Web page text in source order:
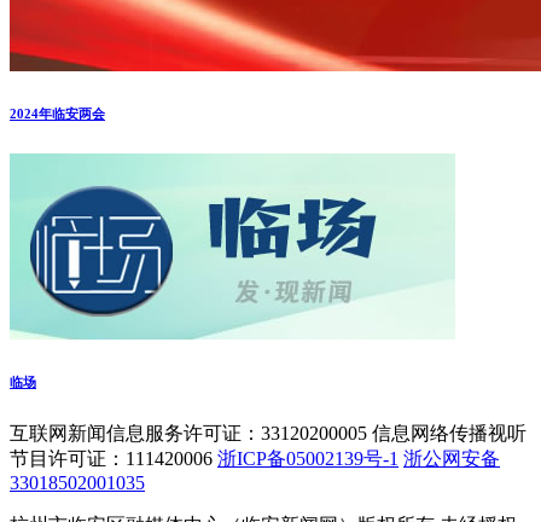
2024年临安两会
临场
互联网新闻信息服务许可证：33120200005 信息网络传播视听
节目许可证：111420006 浙ICP备05002139号-1 浙公网安备
33018502001035